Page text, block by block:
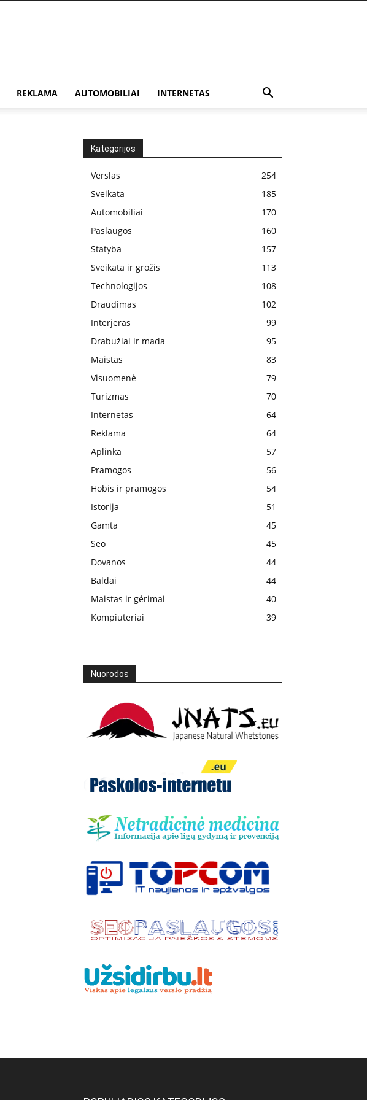
REKLAMA AUTOMOBILIAI INTERNETAS
Kategorijos
Verslas
254
Sveikata
185
Automobiliai
170
Paslaugos
160
Statyba
157
Sveikata ir grožis
113
Technologijos
108
Draudimas
102
Interjeras
99
Drabužiai ir mada
95
Maistas
83
Visuomenė
79
Turizmas
70
Internetas
64
Reklama
64
Aplinka
57
Pramogos
56
Hobis ir pramogos
54
Istorija
51
Gamta
45
Seo
45
Dovanos
44
Baldai
44
Maistas ir gėrimai
40
Kompiuteriai
39
Nuorodos